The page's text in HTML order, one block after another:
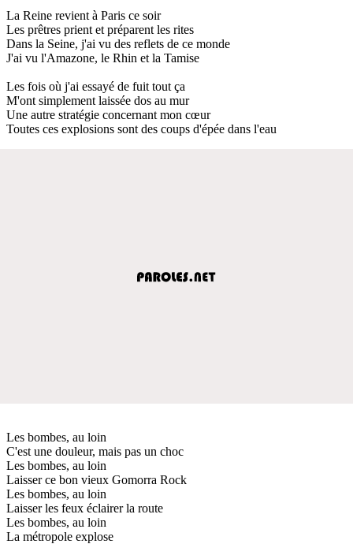
La Reine revient à Paris ce soir
Les prêtres prient et préparent les rites
Dans la Seine, j'ai vu des reflets de ce monde
J'ai vu l'Amazone, le Rhin et la Tamise
Les fois où j'ai essayé de fuit tout ça
M'ont simplement laissée dos au mur
Une autre stratégie concernant mon cœur
Toutes ces explosions sont des coups d'épée dans l'eau
Les bombes, au loin
C'est une douleur, mais pas un choc
Les bombes, au loin
Laisser ce bon vieux Gomorra Rock
Les bombes, au loin
Laisser les feux éclairer la route
Les bombes, au loin
La métropole explose